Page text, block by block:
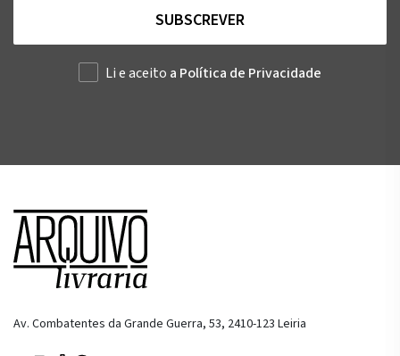
SUBSCREVER
Li e aceito a Política de Privacidade
Av. Combatentes da Grande Guerra, 53, 2410-123 Leiria